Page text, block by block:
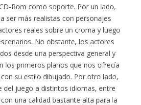
Rom como soporte. Por un lado,
ser más realistas con personajes
reales sobre un croma y luego
No obstante, los actores
desde una perspectiva general y
los primeros planos que nos ofrecía
su estilo dibujado. Por otro lado,
del juego a distintos idiomas, entre
una calidad bastante alta para la